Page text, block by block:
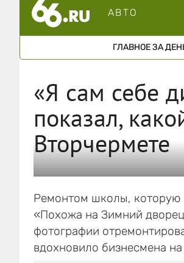
АВТО
ГЛАВНОЕ ЗА
«Я сам себе
показал,
Вторчермете
Ремонтом школы, которую
«Похожа на Зимний
фотографии
вдохновило бизнесмена